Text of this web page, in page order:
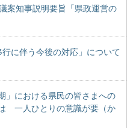
案知事説明要旨「県政運営の
に伴う今後の対応」について
」における県民の皆さまへの
一人ひとりの意識が要（か